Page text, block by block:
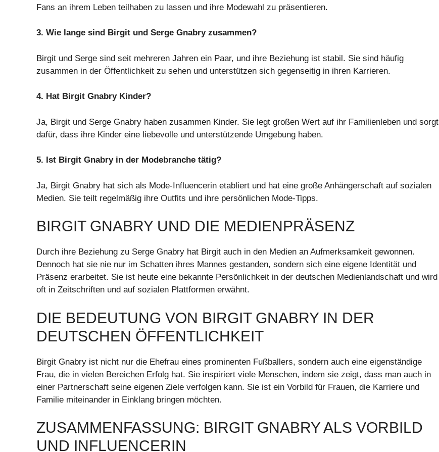
Fans an ihrem Leben teilhaben zu lassen und ihre Modewahl zu präsentieren.
3. Wie lange sind Birgit und Serge Gnabry zusammen?
Birgit und Serge sind seit mehreren Jahren ein Paar, und ihre Beziehung ist stabil. Sie sind häufig
zusammen in der Öffentlichkeit zu sehen und unterstützen sich gegenseitig in ihren Karrieren.
4. Hat Birgit Gnabry Kinder?
Ja, Birgit und Serge Gnabry haben zusammen Kinder. Sie legt großen Wert auf ihr Familienleben und sorgt
dafür, dass ihre Kinder eine liebevolle und unterstützende Umgebung haben.
5. Ist Birgit Gnabry in der Modebranche tätig?
Ja, Birgit Gnabry hat sich als Mode-Influencerin etabliert und hat eine große Anhängerschaft auf sozialen
Medien. Sie teilt regelmäßig ihre Outfits und ihre persönlichen Mode-Tipps.
BIRGIT GNABRY UND DIE MEDIENPRÄSENZ
Durch ihre Beziehung zu Serge Gnabry hat Birgit auch in den Medien an Aufmerksamkeit gewonnen.
Dennoch hat sie nie nur im Schatten ihres Mannes gestanden, sondern sich eine eigene Identität und
Präsenz erarbeitet. Sie ist heute eine bekannte Persönlichkeit in der deutschen Medienlandschaft und wird
oft in Zeitschriften und auf sozialen Plattformen erwähnt.
DIE BEDEUTUNG VON BIRGIT GNABRY IN DER
DEUTSCHEN ÖFFENTLICHKEIT
Birgit Gnabry ist nicht nur die Ehefrau eines prominenten Fußballers, sondern auch eine eigenständige
Frau, die in vielen Bereichen Erfolg hat. Sie inspiriert viele Menschen, indem sie zeigt, dass man auch in
einer Partnerschaft seine eigenen Ziele verfolgen kann. Sie ist ein Vorbild für Frauen, die Karriere und
Familie miteinander in Einklang bringen möchten.
ZUSAMMENFASSUNG: BIRGIT GNABRY ALS VORBILD
UND INFLUENCERIN